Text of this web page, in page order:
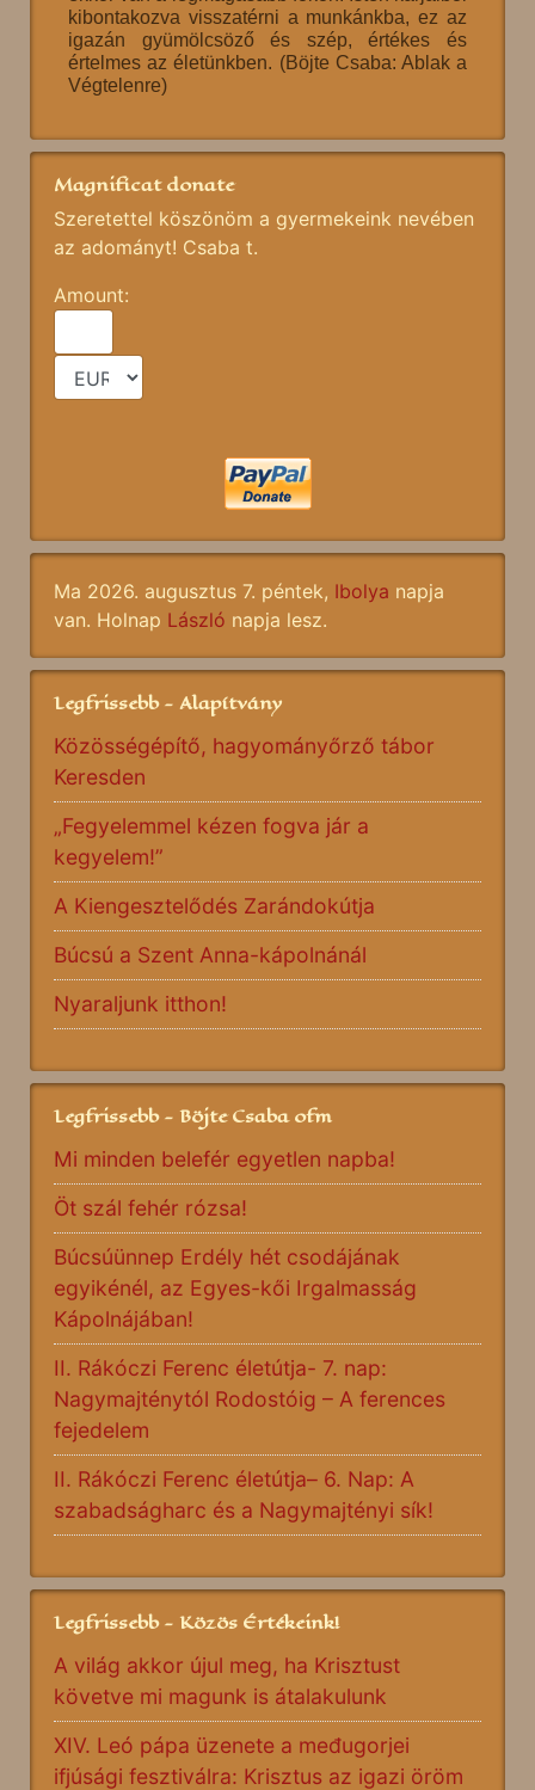
kibontakozva visszatérni a munkánkba, ez az
igazán gyümölcsöző és szép, értékes és
értelmes az életünkben. (Böjte Csaba: Ablak a
Végtelenre)
Magnificat donate
Szeretettel köszönöm a gyermekeink nevében
az adományt! Csaba t.
Amount:
Ma 2026. augusztus 7. péntek, Ibolya napja
van. Holnap László napja lesz.
Legfrissebb - Alapítvány
Közösségépítő, hagyományőrző tábor
Keresden
„Fegyelemmel kézen fogva jár a
kegyelem!”
A Kiengesztelődés Zarándokútja
Búcsú a Szent Anna-kápolnánál
Nyaraljunk itthon!
Legfrissebb - Böjte Csaba ofm
Mi minden belefér egyetlen napba!
Öt szál fehér rózsa!
Búcsúünnep Erdély hét csodájának
egyikénél, az Egyes-kői Irgalmasság
Kápolnájában!
II. Rákóczi Ferenc életútja- 7. nap:
Nagymajténytól Rodostóig – A ferences
fejedelem
II. Rákóczi Ferenc életútja– 6. Nap: A
szabadságharc és a Nagymajtényi sík!
Legfrissebb - Közös Értékeink!
A világ akkor újul meg, ha Krisztust
követve mi magunk is átalakulunk
XIV. Leó pápa üzenete a međugorjei
ifjúsági fesztiválra: Krisztus az igazi öröm